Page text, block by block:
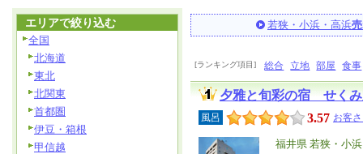
若狭・小浜・高浜
[ランキング項目] 総合 立地 部屋 食事
夕雅と旬彩の宿 せく
風呂 3.57 お客
エ
福井県 若狭・小
エリアで絞り込む
全国
北海道
東北
北関東
首都圏
伊豆・箱根
甲信越